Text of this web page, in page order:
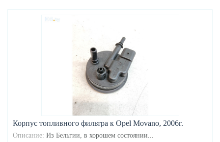
Корпус топливного фильтра к Opel Movano, 2006г.
Описание: Из Бельгии, в хорошем состоянии...